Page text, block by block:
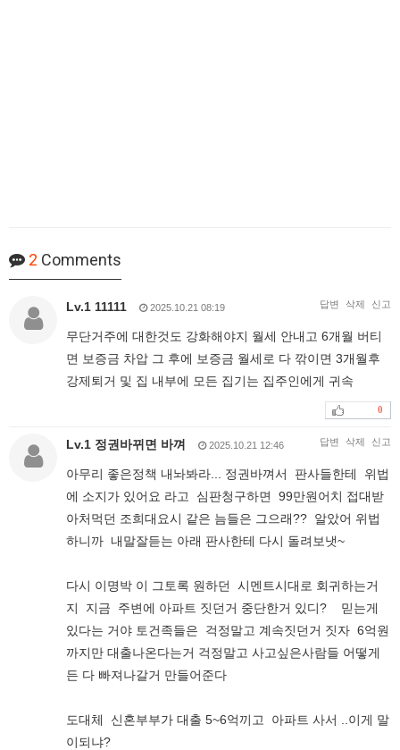
2 Comments
Lv.1 11111 2025.10.21 08:19 답변 삭제 신고
무단거주에 대한것도 강화해야지 월세 안내고 6개월 버티
면 보증금 차압 그 후에 보증금 월세로 다 깎이면 3개월후
강제퇴거 및 집 내부에 모든 집기는 집주인에게 귀속
0
Lv.1 정권바뀌면 바껴 2025.10.21 12:46 답변 삭제 신고
아무리 좋은정책 내놔봐라... 정권바껴서 판사들한테 위법
에 소지가 있어요 라고 심판청구하면 99만원어치 접대받
아처먹던 조희대요시 같은 늠들은 그으래?? 알았어 위법
하니까 내말잘듣는 아래 판사한테 다시 돌려보냇~
다시 이명박 이 그토록 원하던 시멘트시대로 회귀하는거
지 지금 주변에 아파트 짓던거 중단한거 있디? 믿는게
있다는 거야 토건족들은 걱정말고 계속짓던거 짓자 6억원
까지만 대출나온다는거 걱정말고 사고싶은사람들 어떻게
든 다 빠져나갈거 만들어준다
도대체 신혼부부가 대출 5~6억끼고 아파트 사서 ..이게 말
이되냐?